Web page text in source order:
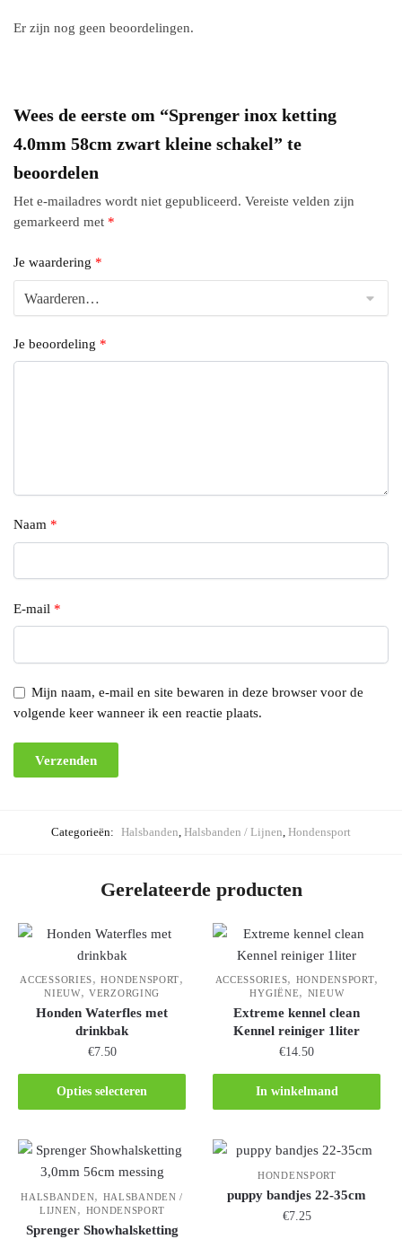
Er zijn nog geen beoordelingen.
Wees de eerste om “Sprenger inox ketting
4.0mm 58cm zwart kleine schakel” te
beoordelen
Het e-mailadres wordt niet gepubliceerd. Vereiste velden zijn
gemarkeerd met *
Je waardering *
Je beoordeling *
Naam *
E-mail *
Mijn naam, e-mail en site bewaren in deze browser voor de
volgende keer wanneer ik een reactie plaats.
Categorieën: Halsbanden, Halsbanden / Lijnen, Hondensport
Gerelateerde producten
ACCESSORIES,HONDENSPORT,
NIEUW,VERZORGING
Honden Waterfles met
drinkbak
€7.50
Opties selecteren
ACCESSORIES, HONDENSPORT,
HYGIËNE, NIEUW
Extreme kennel clean
Kennel reiniger 1liter
€14.50
In winkelmand
HALSBANDEN, HALSBANDEN /
LIJNEN, HONDENSPORT
Sprenger Showhalsketting
HONDENSPORT
puppy bandjes 22-35cm
€7.25